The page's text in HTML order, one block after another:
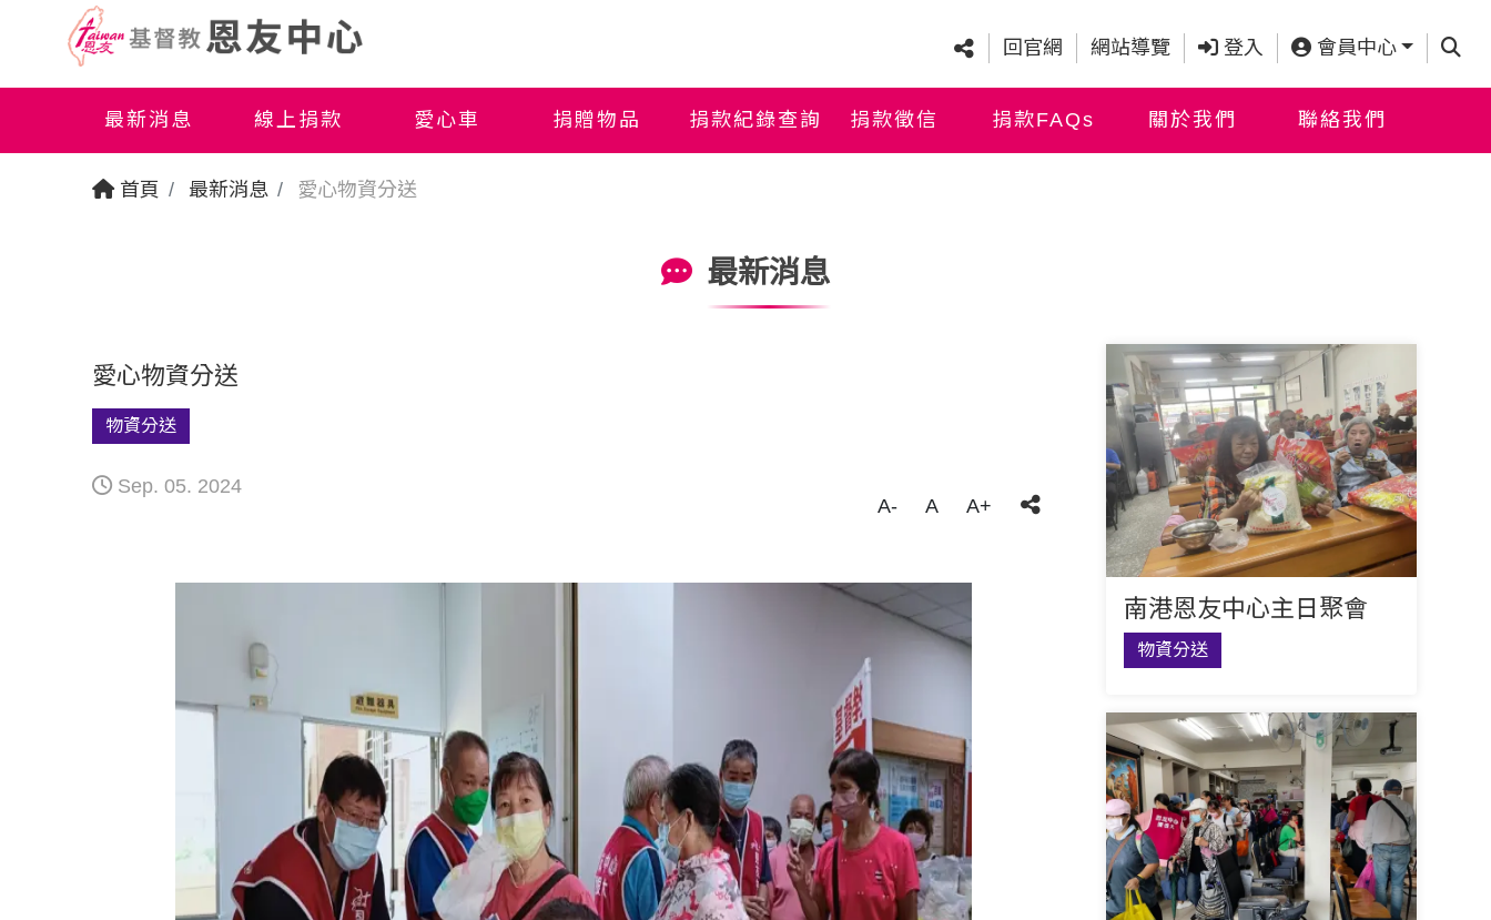
回官網 網站導覽 登入 會員中心 查詢
最新消息 線上捐款 愛心車 捐贈物品 捐款紀錄查詢 捐款徵信 捐款FAQs 關於我們 聯絡我們
首頁 最新消息 愛心物資分送
最新消息
愛心物資分送
物資分送
Sep. 05. 2024
A-
A A+
南港恩友中心主日聚會
物資分送